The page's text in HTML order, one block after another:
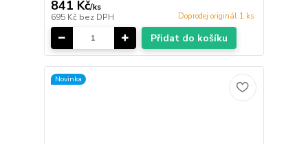
841 Kč/ks
695 Kč bez DPH Doprodej originál 1 ks
Přidat do košíku
Novinka